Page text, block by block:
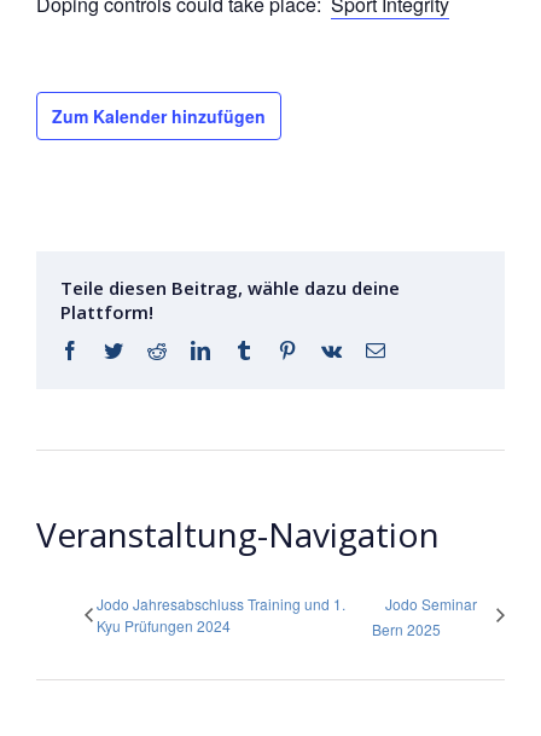
Zum Kalender hinzufügen
Teile diesen Beitrag, wähle dazu deine
Plattform!
Facebook
TwitterRedditLinkedInTumblr Pinterest
Vk
E-
Veranstaltung-Navigation
Jodo Jahresabschluss Training und 1.
Kyu Prüfungen 2024
Jodo Seminar
Bern 2025